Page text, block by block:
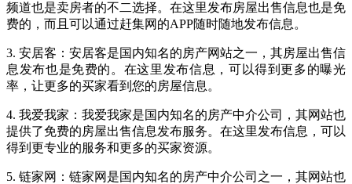
频道也是卖房者的不二选择。在这里发布房屋出售信息也是免
费的，而且可以通过赶集网的APP随时随地发布信息。
3. 安居客：安居客是国内知名的房产网站之一，其房屋出售信
息发布也是免费的。在这里发布信息，可以得到更多的曝光
率，让更多的买家看到您的房屋信息。
4. 我爱我家：我爱我家是国内知名的房产中介公司，其网站也
提供了免费的房屋出售信息发布服务。在这里发布信息，可以
得到更专业的服务和更多的买家资源。
5. 链家网：链家网是国内知名的房产中介公司之一，其网站也